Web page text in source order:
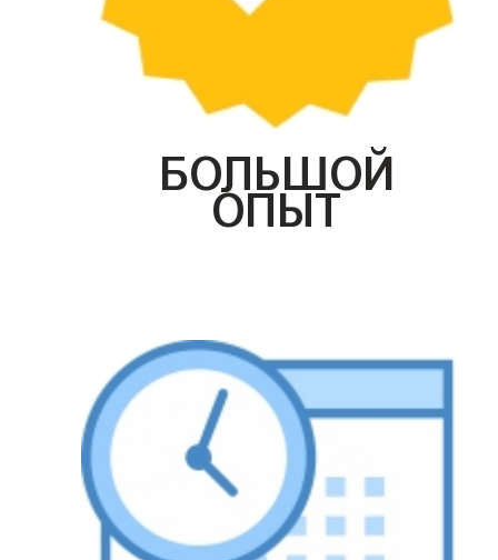
БОЛЬШОЙ
ОПЫТ